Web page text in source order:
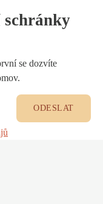
se dozvíte
ODESLAT